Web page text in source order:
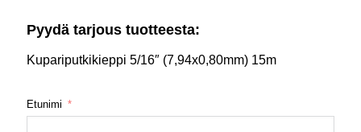
Pyydä tarjous tuotteesta:
Kupariputkikieppi 5/16″ (7,94x0,80mm) 15m
Etunimi